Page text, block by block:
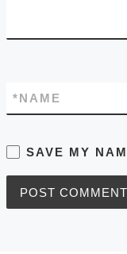
NAME
*
SAVE MY